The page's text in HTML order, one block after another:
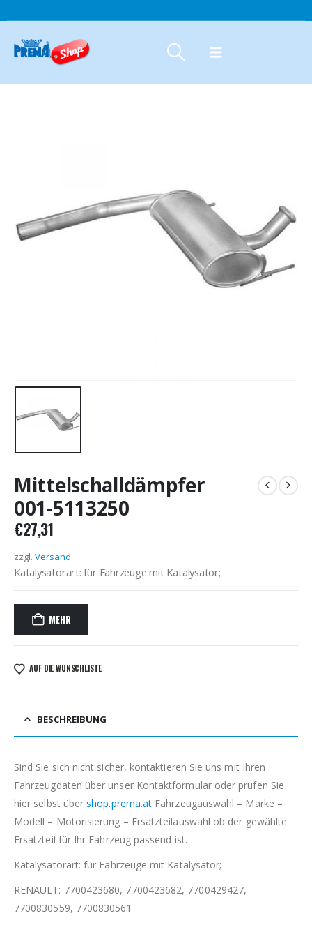
Mittelschalldämpfer
001-5113250
€27,31
zzgl. Versand
Katalysatorart: für Fahrzeuge mit Katalysator;
MEHR
AUF DIE WUNSCHLISTE
BESCHREIBUNG
Sind Sie sich nicht sicher, kontaktieren Sie uns mit Ihren
Fahrzeugdaten über unser Kontaktformular oder prüfen Sie
hier selbst übershop.prema.at Fahrzeugauswahl – Marke –
Modell – Motorisierung – Ersatzteilauswahl ob der gewählte
Ersatzteil für Ihr Fahrzeug passend ist.
Katalysatorart: für Fahrzeuge mit Katalysator;
RENAULT: 7700423680, 7700423682, 7700429427,
7700830559, 7700830561